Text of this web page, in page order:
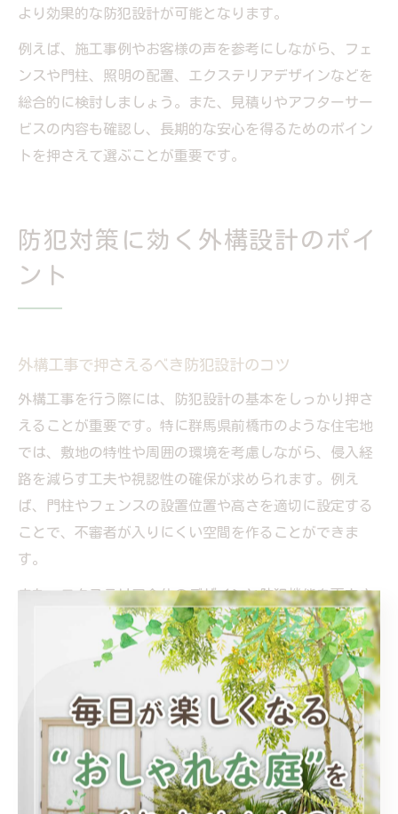
より効果的な防犯設計が可能となります。
例えば、施工事例やお客様の声を参考にしながら、フェ
ンスや門柱、照明の配置、エクステリアデザインなどを
総合的に検討しましょう。また、見積りやアフターサー
ビスの内容も確認し、長期的な安心を得るためのポイン
トを押さえて選ぶことが重要です。
防犯対策に効く外構設計のポイ
ント
外構工事で押さえるべき防犯設計のコツ
外構工事を行う際には、防犯設計の基本をしっかり押さ
えることが重要です。特に群馬県前橋市のような住宅地
では、敷地の特性や周囲の環境を考慮しながら、侵入経
路を減らす工夫や視認性の確保が求められます。例え
ば、門柱やフェンスの設置位置や高さを適切に設定する
ことで、不審者が入りにくい空間を作ることができま
す。
また、エクステリア全体のデザインと防犯機能を両立さ
せるためには、防犯性の高い素材や形状の採用も効果的
です。例えば、目隠しフェンスや植栽を適度に配置する
ことで、プライバシーを守りつつ周囲からの見通しを確
保し、不審者の行動を抑制できます。具体的な設計ポイ
ントとしては、「死角を作らない」「侵入に時間がかか
る構造にする」などが挙げられます。
防犯対策を強化する外構工事の工夫点